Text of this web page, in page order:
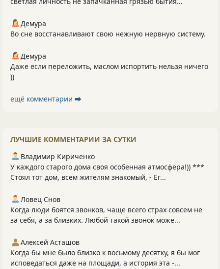
Демура
Во сне восстанавливают свою нежную нервную систему.
Демура
Даже если переложить, маслом испортить нельзя ничего
))
ещё комментарии ⮕
ЛУЧШИЕ КОММЕНТАРИИ ЗА СУТКИ
Владимир Кириченко
У каждого старого дома своя особенная атмосфера!)) ***
Стоял тот дом, всем жителям знакомый, - Ег...
Ловец Снов
Когда люди боятся звонков, чаще всего страх совсем не
за себя, а за близких. Любой такой звонок може...
Алексей Асташов
Когда бы мне было близко к восьмому десятку, я бы мог
исповедаться даже на площади, а история эта -...